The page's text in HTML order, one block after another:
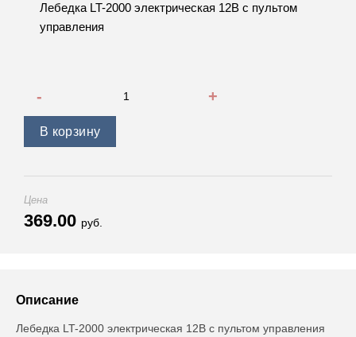
Лебедка LT-2000 электрическая 12В с пультом
управления
В корзину
Цена
369.00 руб.
Описание
Лебедка LT-2000 электрическая 12В с пультом управления